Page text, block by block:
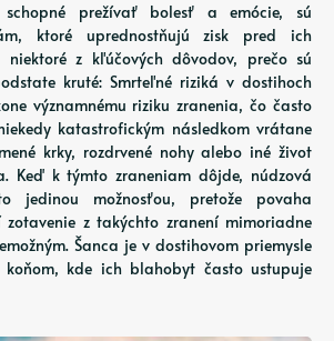
prežívať bolesť a emócie, sú
ktoré uprednostňujú zisk pred ich
niektoré z kľúčových dôvodov, prečo sú
kruté: Smrteľné riziká v dostihoch
významnému riziku zranenia, čo často
katastrofickým následkom vrátane
krky, rozdrvené nohy alebo iné život
Keď k týmto zraneniam dôjde, núdzová
jedinou možnosťou, pretože povaha
z takýchto zranení mimoriadne
Šanca je v dostihovom priemysle
kde ich blahobyt často ustupuje